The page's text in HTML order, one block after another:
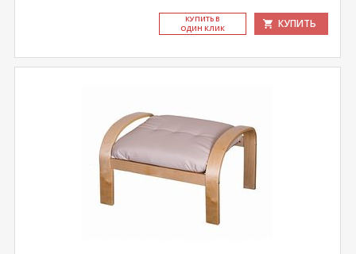
КУ­ПИТЬ В
ОДИН КЛИК
КУПИТЬ